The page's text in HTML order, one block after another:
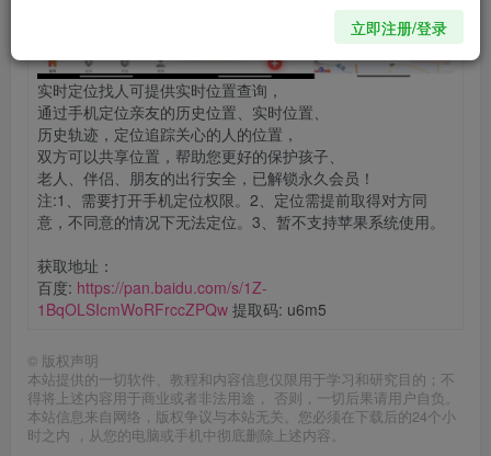
实时定位找人可提供实时位置查询，
通过手机定位亲友的历史位置、实时位置、
历史轨迹，定位追踪关心的人的位置，
双方可以共享位置，帮助您更好的保护孩子、
老人、伴侣、朋友的出行安全，已解锁永久会员！
注:1、需要打开手机定位权限。2、定位需提前取得对方同
意，不同意的情况下无法定位。3、暂不支持苹果系统使用。
获取地址：
百度: https://pan.baidu.com/s/1Z-
1BqOLSIcmWoRFrccZPQw 提取码: u6m5
© 版权声明
本站提供的一切软件、教程和内容信息仅限用于学习和研究目的；不
得将上述内容用于商业或者非法用途， 否则，一切后果请用户自负。
本站信息来自网络，版权争议与本站无关。您必须在下载后的24个小
时之内 ，从您的电脑或手机中彻底删除上述内容。
立即注册/登录